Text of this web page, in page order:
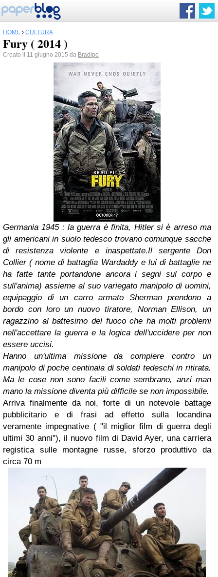
HOME › CULTURA
Fury ( 2014 )
Creato il 11 giugno 2015 da Bradipo
Germania 1945 : la guerra è finita, Hitler si è arreso ma
gli americani in suolo tedesco trovano comunque sacche
di resistenza violente e inaspettate.Il sergente Don
Collier ( nome di battaglia Wardaddy e lui di battaglie ne
ha fatte tante portandone ancora i segni sul corpo e
sull'anima) assieme al suo variegato manipolo di uomini,
equipaggio di un carro armato Sherman prendono a
bordo con loro un nuovo tiratore, Norman Ellison, un
ragazzino al battesimo del fuoco che ha molti problemi
nell'accettare la guerra e la logica dell'uccidere per non
essere uccisi.
Hanno un'ultima missione da compiere contro un
manipolo di poche centinaia di soldati tedeschi in ritirata.
Ma le cose non sono facili come sembrano, anzi man
mano la missione diventa più difficile se non impossibile.
Arriva finalmente da noi, forte di un notevole battage
pubblicitario e di frasi ad effetto sulla locandina
veramente impegnative ( "il miglior film di guerra degli
ultimi 30 anni"), il nuovo film di David Ayer, una carriera
registica sulle montagne russe, sforzo produttivo da
circa 70 m